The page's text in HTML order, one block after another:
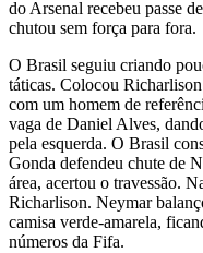
do Arsenal recebeu passe
chutou sem força para fora.
O Brasil seguiu criando
táticas. Colocou
com um homem de
vaga de Daniel Alves,
pela esquerda. O Brasil
Gonda defendeu chute de
área, acertou o travessão.
Richarlison. Neymar
camisa verde-amarela,
números da Fifa.